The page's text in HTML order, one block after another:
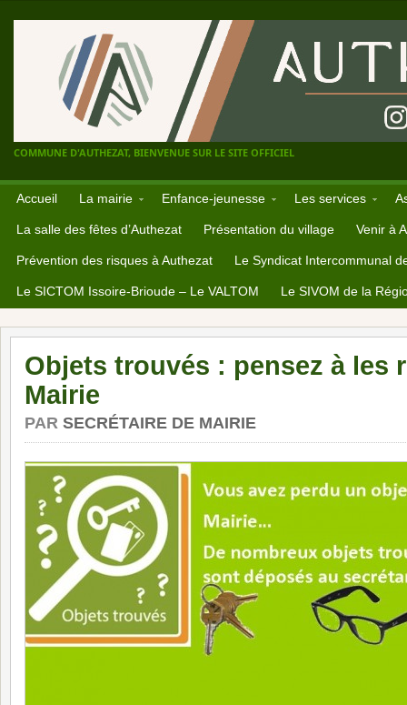
COMMUNE D'AUTHEZAT, BIENVENUE SUR LE SITE OFFICIEL
Accueil La mairie Enfance-jeunesse Les services
La salle des fêtes d’Authezat Présentation du village Venir à
Prévention des risques à Authezat Le Syndicat Intercommunal
Le SICTOM Issoire-Brioude – Le VALTOM Le SIVOM de la
Objets trouvés : pensez à les
Mairie
PAR SECRÉTAIRE DE MAIRIE